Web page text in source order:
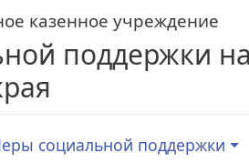
казенное учреждение
поддержки
социальной поддержки